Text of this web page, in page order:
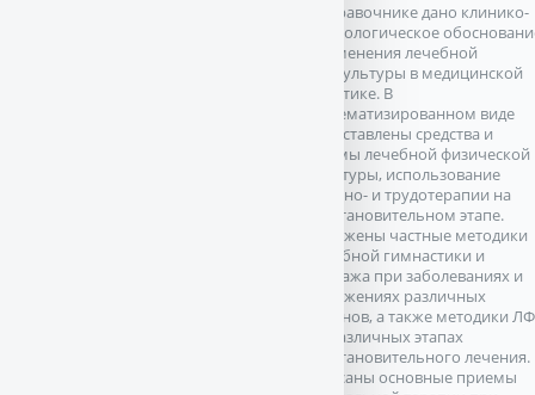
В справочнике дано клинико-
физиологическое
применения лечебной
физкультуры в медицинской
практике. В
систематизированном виде
представлены средства и
формы лечебной физической
культуры, использование
механо- и трудотерапии на
восстановительном этапе.
Изложены частные методики
лечебной гимнастики и
массажа при заболеваниях и
поражениях различных
органов, а также методики
на различных этапах
восстановительного лечения.
Описаны основные приемы